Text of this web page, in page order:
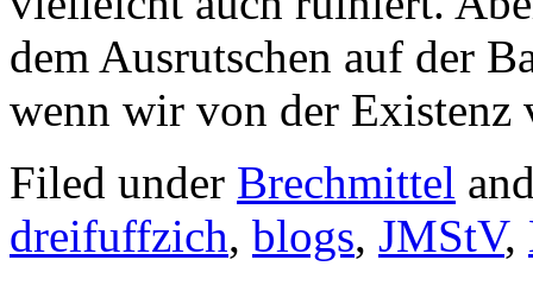
dem Ausrutschen auf der
wenn wir von der Existenz
Filed under Brechmittel
dreifuffzich, blogs, JMStV,